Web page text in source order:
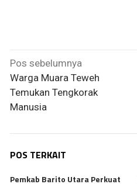
Navigasi
pos
Pos sebelumnya
Warga Muara Teweh
Temukan Tengkorak
Manusia
POS TERKAIT
Pemkab Barito Utara Perkuat